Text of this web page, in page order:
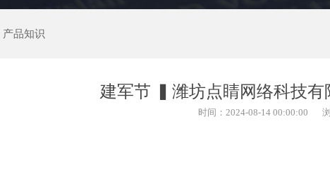
产品知识
建军节 ▍潍坊点睛网络科技有
时间：2024-08-14 00:00:00